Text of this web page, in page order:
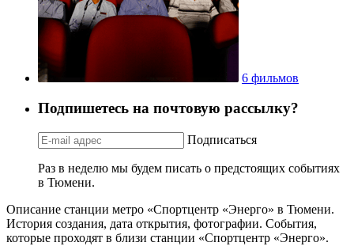
6 фильмов
Подпишетесь на почтовую рассылку?
Подписаться
Раз в неделю мы будем писать о предстоящих событиях
в Тюмени.
Описание станции метро «Спортцентр «Энерго» в Тюмени.
История создания, дата открытия, фотографии. События,
которые проходят в близи станции «Спортцентр «Энерго».